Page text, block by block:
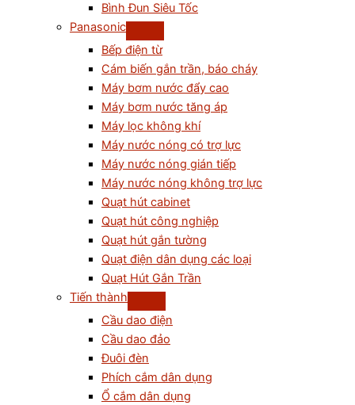
Bình Đun Siêu Tốc
Panasonic
Bếp điện từ
Cám biến gắn trần, báo cháy
Máy bơm nước đẩy cao
Máy bơm nước tăng áp
Máy lọc không khí
Máy nước nóng có trợ lực
Máy nước nóng gián tiếp
Máy nước nóng không trợ lực
Quạt hút cabinet
Quạt hút công nghiệp
Quạt hút gắn tường
Quạt điện dân dụng các loại
Quạt Hút Gắn Trần
Tiến thành
Cầu dao điện
Cầu dao đảo
Đuôi đèn
Phích cắm dân dụng
Ổ cắm dân dụng